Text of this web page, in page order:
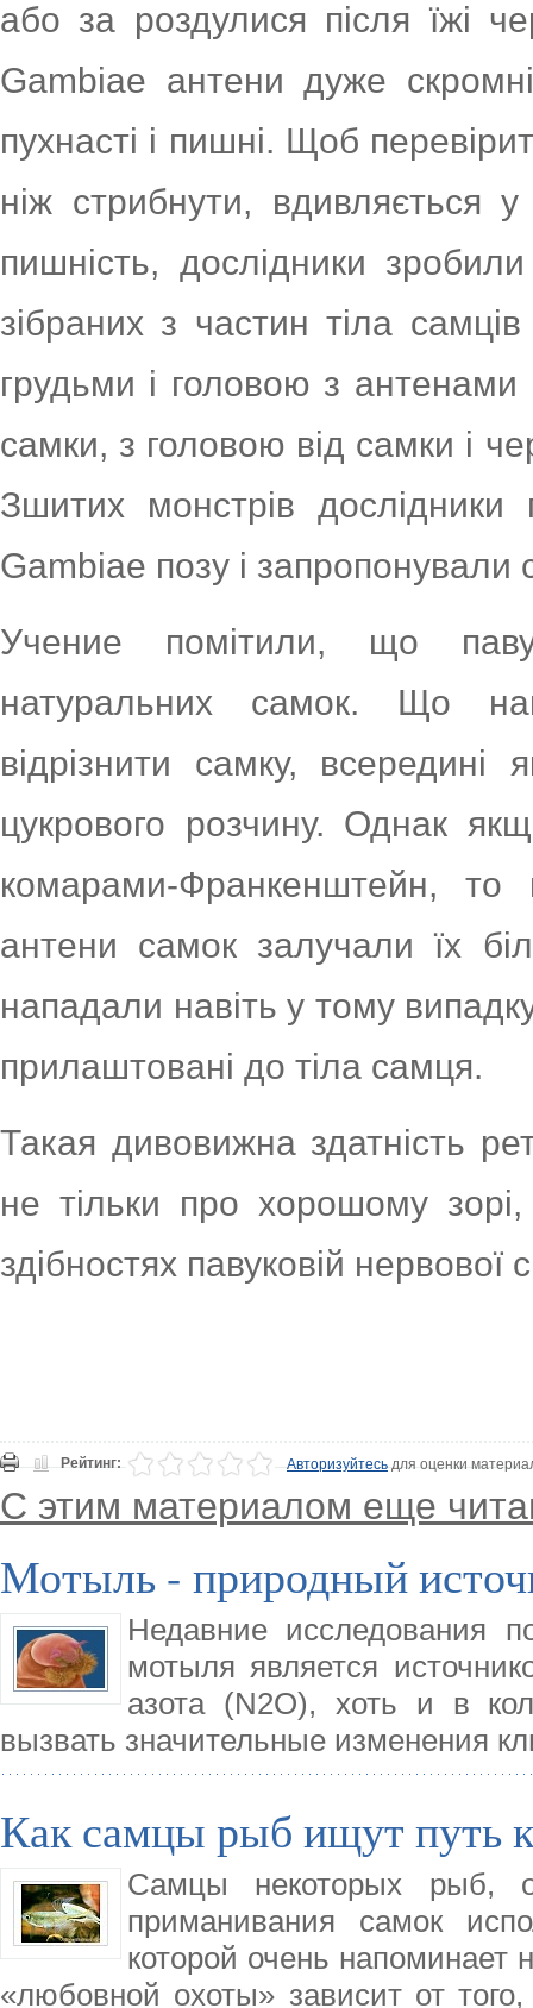
або за роздулися після їжі
Gambiae антени дуже
пухнасті і пишні. Щоб
ніж стрибнути, вдивляється
пишність, дослідники
зібраних з частин тіла
грудьми і головою з
самки, з головою від самки і
Зшитих монстрів
Gambiae позу і запропонували
Учение помітили, що
натуральних самок. Що
відрізнити самку, всередині
цукрового розчину. Однак
комарами-Франкенштейн, то
антени самок залучали їх
нападали навіть у тому
прилаштовані до тіла самця.
Такая дивовижна здатність
не тільки про хорошому
здібностях павуковій нервової
Рейтинг: Авторизуйтесьдля оценки
С этим материалом еще
Мотыль - природный
Недавние исследования
мотыля является
азота (N2O), хоть и в
вызвать значительные изменения
Как самцы рыб ищут путь
Самцы некоторых рыб,
приманивания самок
которой очень напоминает
«любовной охоты» зависит от